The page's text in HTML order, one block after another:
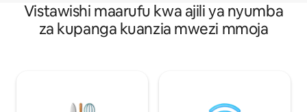
Vistawishi maarufu kwa ajili ya nyumba
za kupanga kuanzia mwezi mmoja